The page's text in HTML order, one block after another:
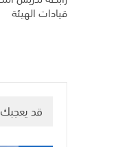
قيادات الهيئة
قد